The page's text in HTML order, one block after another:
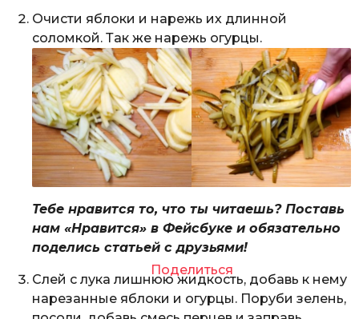
Очисти яблоки и нарежь их длинной
соломкой. Так же нарежь огурцы.
Тебе нравится то, что ты читаешь? Поставь
нам «Нравится» в Фейсбуке и обязательно
поделись статьей с друзьями!
Поделиться
Слей с лука лишнюю жидкость, добавь к нему
нарезанные яблоки и огурцы. Поруби зелень,